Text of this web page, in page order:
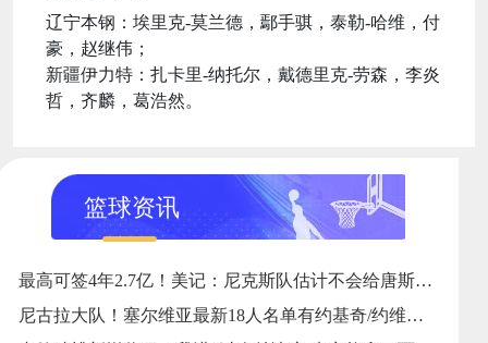
辽宁本钢：埃里克-莫兰德，鄢手骐，泰勒-哈维，付
豪，赵继伟；
新疆伊力特：扎卡里-纳托尔，戴德里克-劳森，李炎
哲，齐麟，葛浩然。
篮球资讯
最高可签4年2.7亿！美记：尼克斯队估计不会给唐斯供给全额顶薪
尼古拉大队！塞尔维亚最新18人名单有约基奇/约维奇等7个叫尼古拉